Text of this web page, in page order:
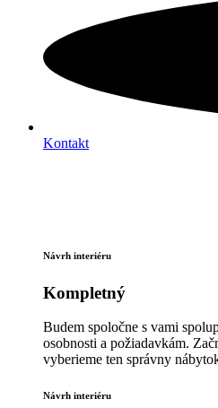
Kontakt
Návrh interiéru
Kompletný
Budem spoločne s vami
osobnosti a požiadavkám.
vyberieme ten správny
Návrh interiéru